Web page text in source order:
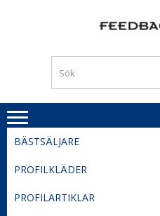
BÄSTSÄLJARE
PROFILKLÄDER
PROFILARTIKLAR